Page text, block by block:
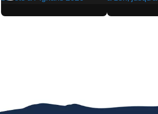
▶ ▶